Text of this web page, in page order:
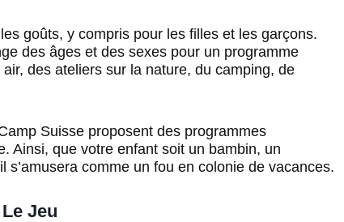
goûts, y compris pour les filles et les garçons.
des âges et des sexes pour un programme
des ateliers sur la nature, du camping, de
Suisse proposent des programmes
Ainsi, que votre enfant soit un bambin, un
comme un fou en colonie de vacances.
Jeu